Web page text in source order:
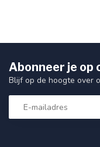
Abonneer je op
Blijf op de hoogte over